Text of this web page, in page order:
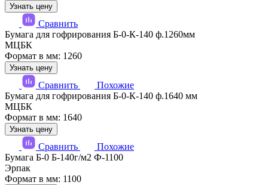
Узнать цену
Сравнить
Бумага для гофрирования Б-0-К-140 ф.1260мм
МЦБК
Формат в мм: 1260
Узнать цену
Сравнить
Похожие
Бумага для гофрирования Б-0-К-140 ф.1640 мм
МЦБК
Формат в мм: 1640
Узнать цену
Сравнить
Похожие
Бумага Б-0 Б-140г/м2 Ф-1100
Эрпак
Формат в мм: 1100